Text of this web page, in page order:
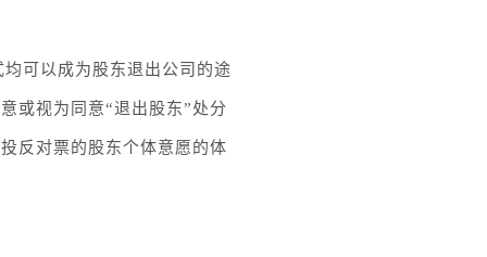
可以成为股东退出公司的途
或视为同意“退出股东”处分
反对票的股东个体意愿的体